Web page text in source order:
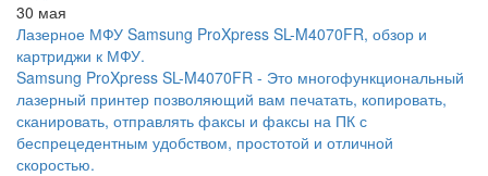
30 мая
Лазерное МФУ Samsung ProXpress SL-M4070FR, обзор и
картриджи к МФУ.
Samsung ProXpress SL-M4070FR - Это многофункциональный
лазерный принтер позволяющий вам печатать, копировать,
сканировать, отправлять факсы и факсы на ПК с
беспрецедентным удобством, простотой и отличной
скоростью.